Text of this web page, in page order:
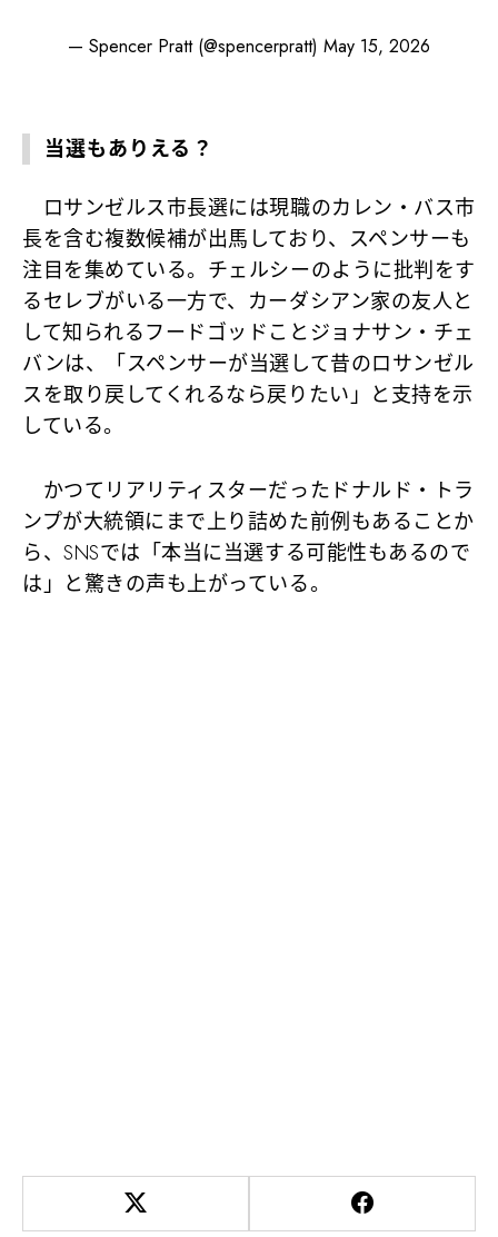
— Spencer Pratt (@spencerpratt) May 15, 2026
当選もありえる？
ロサンゼルス市長選には現職のカレン・バス市
長を含む複数候補が出馬しており、スペンサーも
注目を集めている。チェルシーのように批判をす
るセレブがいる一方で、カーダシアン家の友人と
して知られるフードゴッドことジョナサン・チェ
バンは、「スペンサーが当選して昔のロサンゼル
スを取り戻してくれるなら戻りたい」と支持を示
している。
かつてリアリティスターだったドナルド・トラ
ンプが大統領にまで上り詰めた前例もあることか
ら、SNSでは「本当に当選する可能性もあるので
は」と驚きの声も上がっている。